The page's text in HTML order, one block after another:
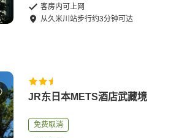
客房内可上网
从久米川站步行约3分钟可达
JR东日本METS酒店武藏境
免费取消